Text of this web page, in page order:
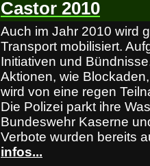
Castor 2010
Auch im Jahr 2010 wird
Transport mobilisiert.
Initiativen und
Aktionen, wie
wird von eine regen
Die Polizei parkt ihre
Bundeswehr Kaserne
Verbote wurden bereits
infos...